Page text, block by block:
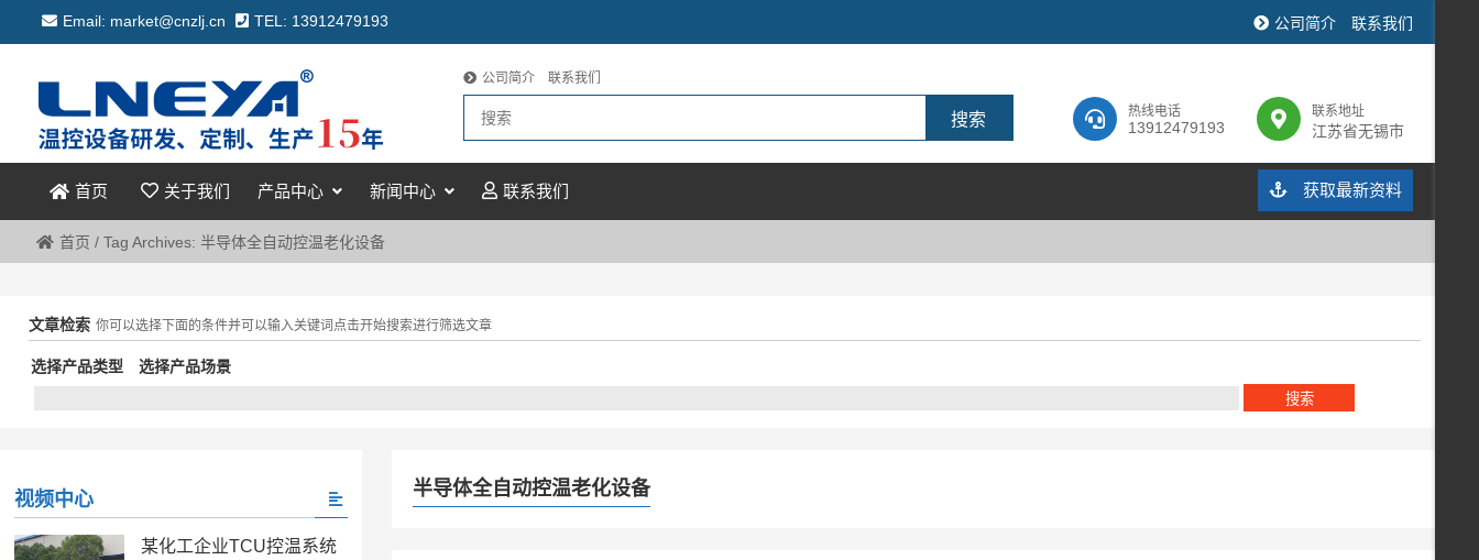
Email: market@cnzlj.cn TEL: 13912479193 公司简介 联系我们
热线电话
13912479193
联系地址
江苏省无锡市
公司简介 联系我们
首页 关于我们 产品中心 新闻中心 联系我们 获取最新资料
首页 / Tag Archives: 半导体全自动控温老化设备
文章检索 你可以选择下面的条件并可以输入关键词点击开始搜索进行筛选文章
选择产品类型 选择产品场景
半导体全自动控温老化设备
视频中心
某化工企业TCU控温系统